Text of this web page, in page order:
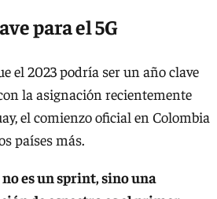
para el 5G
el 2023 podría ser un año clave
la asignación recientemente
el comienzo oficial en Colombia
países más.
es un sprint, sino una